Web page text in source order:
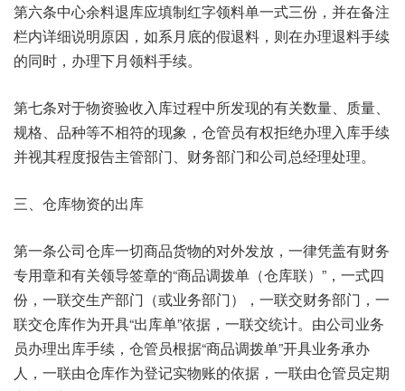
第六条中心余料退库应填制红字领料单一式三份，并在备注
栏内详细说明原因，如系月底的假退料，则在办理退料手续
的同时，办理下月领料手续。
第七条对于物资验收入库过程中所发现的有关数量、质量、
规格、品种等不相符的现象，仓管员有权拒绝办理入库手续
并视其程度报告主管部门、财务部门和公司总经理处理。
三、仓库物资的出库
第一条公司仓库一切商品货物的对外发放，一律凭盖有财务
专用章和有关领导签章的“商品调拨单（仓库联）”，一式四
份，一联交生产部门（或业务部门），一联交财务部门，一
联交仓库作为开具“出库单”依据，一联交统计。由公司业务
员办理出库手续，仓管员根据“商品调拨单”开具业务承办
人，一联由仓库作为登记实物账的依据，一联由仓管员定期